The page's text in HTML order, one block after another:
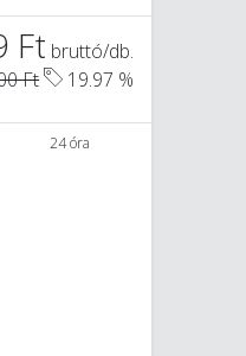
Ft bruttó/db.
Ft
19.97 %
24 óra